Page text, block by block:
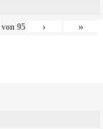
von 95 › »